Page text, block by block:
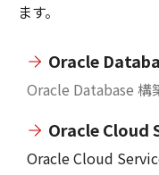
ます。
Oracle
Oracle Database 構
Oracle Cloud
Oracle Cloud